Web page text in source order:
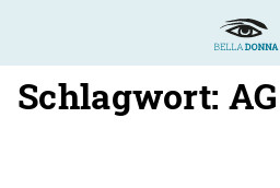
Schlagwort: